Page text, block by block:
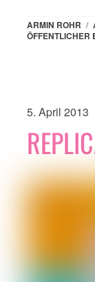
ARMIN ROHR /
ÖFFENTLICHER
5. April 2013